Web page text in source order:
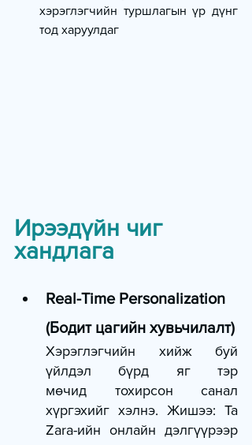
хэрэглэгчийн туршлагын үр дүнг
тод харуулдаг
Ирээдүйн чиг
хандлага
Real-Time Personalization
(Бодит цагийн хувьчилалт)
Хэрэглэгчийн хийж буй
үйлдэл бүрд яг тэр
мөчид тохирсон санал
хүргэхийг хэлнэ. Жишээ: Та
Zara-ийн онлайн дэлгүүрээр